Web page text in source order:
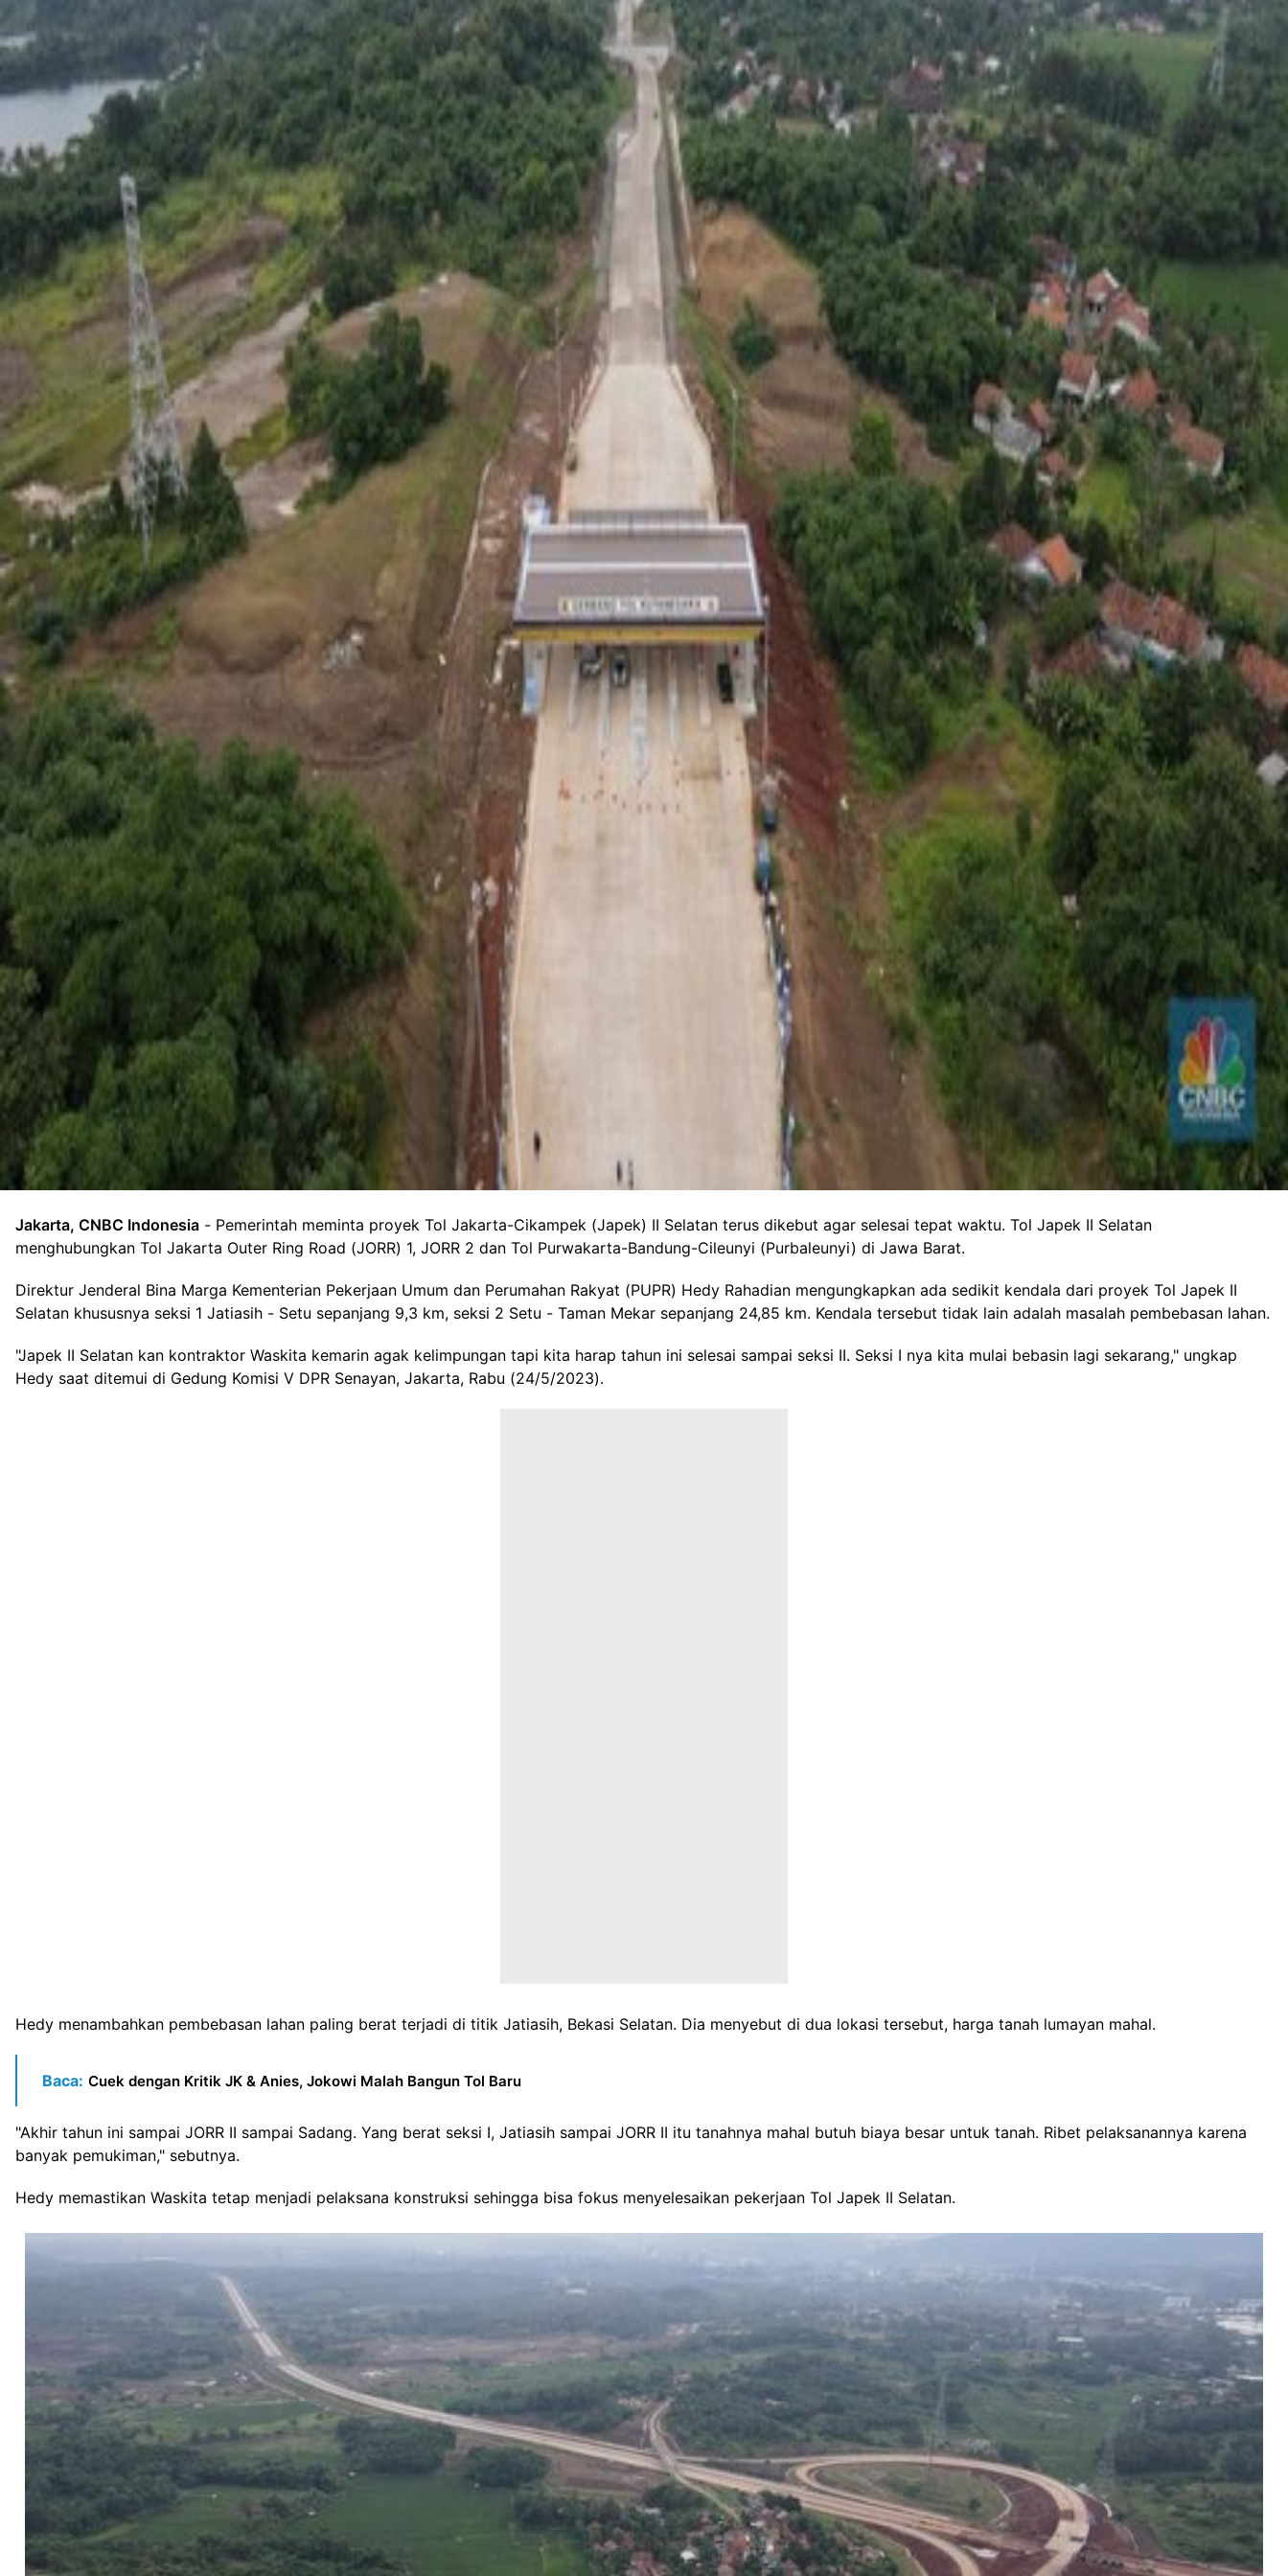
Foto: Mobil mentasi di lalan Tol Jakarta-Cikampek (Japek) II Selatan Segmen Sadang-Kutanegara, Jawa Barata, Senin (26/12/2022). (CNBC Indonesia/Andrean Kristianto)
Jakarta, CNBC Indonesia - Pemerintah meminta proyek Tol Jakarta-Cikampek (Japek) II Selatan terus dikebut agar selesai tepat waktu. Tol Japek II Selatan
menghubungkan Tol Jakarta Outer Ring Road (JORR) 1, JORR 2 dan Tol Purwakarta-Bandung-Cileunyi (Purbaleunyi) di Jawa Barat.
Direktur Jenderal Bina Marga Kementerian Pekerjaan Umum dan Perumahan Rakyat (PUPR) Hedy Rahadian mengungkapkan ada sedikit kendala dari proyek Tol Japek II
Selatan khususnya seksi 1 Jatiasih - Setu sepanjang 9,3 km, seksi 2 Setu - Taman Mekar sepanjang 24,85 km. Kendala tersebut tidak lain adalah masalah pembebasan lahan.
"Japek II Selatan kan kontraktor Waskita kemarin agak kelimpungan tapi kita harap tahun ini selesai sampai seksi II. Seksi I nya kita mulai bebasin lagi sekarang," ungkap
Hedy saat ditemui di Gedung Komisi V DPR Senayan, Jakarta, Rabu (24/5/2023).
Hedy menambahkan pembebasan lahan paling berat terjadi di titik Jatiasih, Bekasi Selatan. Dia menyebut di dua lokasi tersebut, harga tanah lumayan mahal.
Baca: Cuek dengan Kritik JK & Anies, Jokowi Malah Bangun Tol Baru
"Akhir tahun ini sampai JORR II sampai Sadang. Yang berat seksi I, Jatiasih sampai JORR II itu tanahnya mahal butuh biaya besar untuk tanah. Ribet pelaksanannya karena
banyak pemukiman," sebutnya.
Hedy memastikan Waskita tetap menjadi pelaksana konstruksi sehingga bisa fokus menyelesaikan pekerjaan Tol Japek II Selatan.